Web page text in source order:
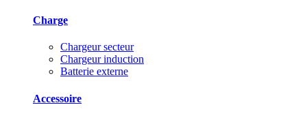
Charge
Chargeur secteur
Chargeur induction
Batterie externe
Accessoire